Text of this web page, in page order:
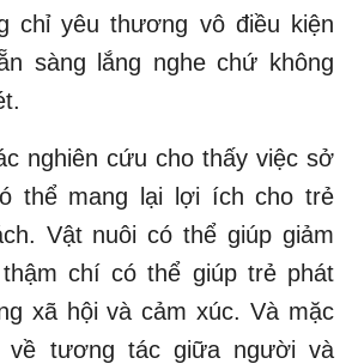
chỉ yêu thương vô điều kiện
sàng lắng nghe chứ không
nghiên cứu cho thấy việc sở
thể mang lại lợi ích cho trẻ
Vật nuôi có thể giúp giảm
chí có thể giúp trẻ phát
xã hội và cảm xúc. Và mặc
về tương tác giữa người và